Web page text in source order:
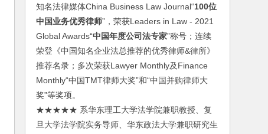
知名法律媒体China Business Law Journal“100位
中国业务优秀律师”，荣获Leaders in Law - 2021
Global Awards“中国年度公司法专家”称号；连续
荣登《中国知名企业法总推荐的优秀律师&律所》
推荐名录；多次荣获Lawyer Monthly及Finance
Monthly“中国TMT律师大奖”和“中国并购律师大
奖”等奖项。
★★★★★ 系华东理工大学法学院兼职教授、复
旦大学法学院实务导师、华东政法大学兼职研究生